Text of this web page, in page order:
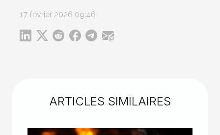
ARTICLES SIMILAIRES
17 février 2026 09:46